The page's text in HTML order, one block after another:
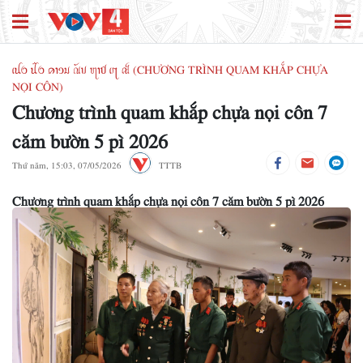
ꪹꪊꪉ ꪊꪲꪉ ꪁꪱꪫꪣ ꪄꪰꪚ ꪨꪱꪥ ꪹꪋ ꫛ (CHƯƠNG TRÌNH QUAM KHẮP CHỰA
NỌI CÔN)
Chương trình quam khắp chựa nọi côn 7
căm bườn 5 pì 2026
Thứ năm, 15:03, 07/05/2026 TTTB
Chương trình quam khắp chựa nọi côn 7 căm bườn 5 pì 2026